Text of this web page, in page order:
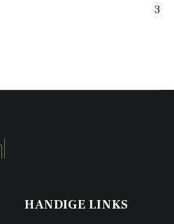
3
HANDIGE LINKS